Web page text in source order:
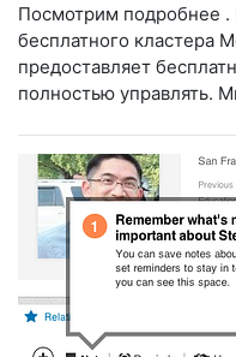
Посмотрим подробнее
бесплатного кластера
предоставляет
полностью управлять.